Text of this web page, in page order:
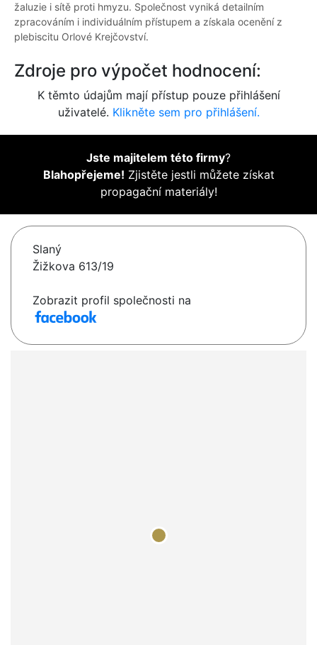
žaluzie i sítě proti hmyzu. Společnost vyniká detailním
zpracováním i individuálním přístupem a získala ocenění z
plebiscitu Orlové Krejčovství.
Zdroje pro výpočet hodnocení:
K těmto údajům mají přístup pouze přihlášení
uživatelé. Klikněte sem pro přihlášení.
Jste majitelem této firmy?
Blahopřejeme! Zjistěte jestli můžete získat
propagační materiály!
Slaný
Žižkova 613/19
Zobrazit profil společnosti na